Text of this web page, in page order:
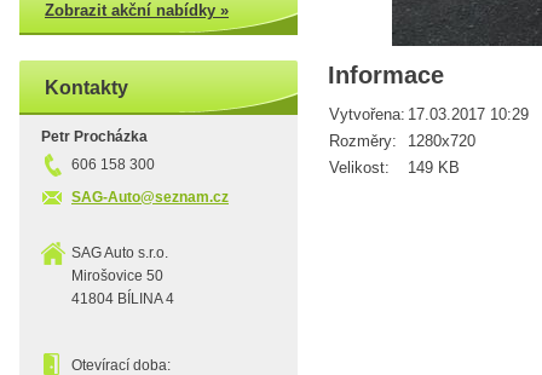
Zobrazit akční nabídky »
Kontakty
Petr Procházka
606 158 300
SAG-Auto@seznam.cz
SAG Auto s.r.o.
Mirošovice 50
41804 BÍLINA 4
Otevírací doba:
Informace
Vytvořena: 17.03.2017 10:29
Rozměry:
1280x720
Velikost:
149 KB